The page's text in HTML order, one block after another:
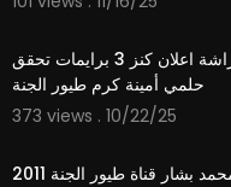
صلى الله عليه وسلم جنى مقداد الفراشة اعلان كنز 3 برايمات تحقق
حلمي أمينة كرم طيور الجنة
373 views . 10/22/25
بشار قناة طيور الجنة 2011